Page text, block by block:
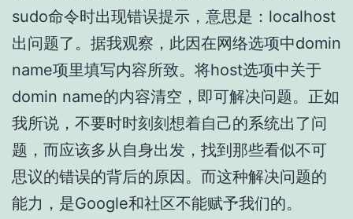
sudo命令时出现错误提示，意思是：localhost
出问题了。据我观察，此因在网络选项中domin
name项里填写内容所致。将host选项中关于
domin name的内容清空，即可解决问题。正如
我所说，不要时时刻刻想着自己的系统出了问
题，而应该多从自身出发，找到那些看似不可
思议的错误的背后的原因。而这种解决问题的
能力，是Google和社区不能赋予我们的。